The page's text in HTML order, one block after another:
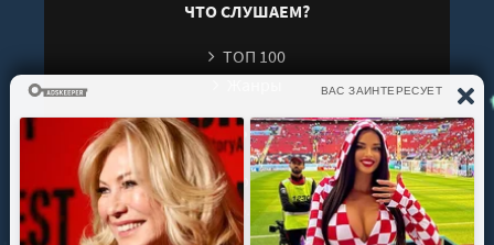
ЧТО СЛУШАЕМ?
ТОП 100
ИНФОРМАЦИЯ
Политика конфиденциальности
Правообладателям